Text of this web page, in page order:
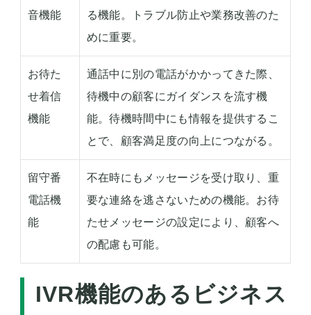
音機能
る機能。トラブル防止や業務改善のた
めに重要。
お待た
せ着信
機能
通話中に別の電話がかかってきた際、
待機中の顧客にガイダンスを流す機
能。待機時間中にも情報を提供するこ
とで、顧客満足度の向上につながる。
留守番
電話機
能
不在時にもメッセージを受け取り、重
要な連絡を逃さないための機能。お待
たせメッセージの設定により、顧客へ
の配慮も可能。
IVR機能のあるビジネス